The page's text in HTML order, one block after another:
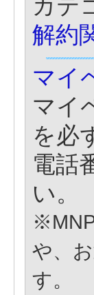
カテ
解約
マイ
マイ
を必
電話
い。
や、
す。